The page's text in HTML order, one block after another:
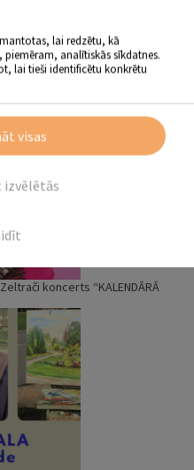
koncerts “KALENDĀRĀ
lai redzētu, kā
analītiskās sīkdatnes.
lai tieši identificētu konkrētu
visas